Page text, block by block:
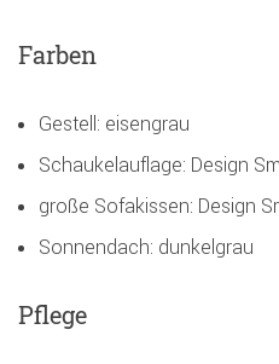
Farben
Gestell: eisengrau
Schaukelauflage: Design
große Sofakissen: Design
Sonnendach: dunkelgrau
Pflege